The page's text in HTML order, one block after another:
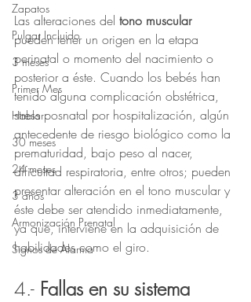
Zapatos
Pulgar Incluido
3 meses
Primer Mes
Hablar
30 meses
24 meses
3 años
Armonización Prenatal
Signos de Alarma
Las alteraciones del tono muscular
pueden tener un origen en la etapa
perinatal o momento del nacimiento o
posterior a éste. Cuando los bebés han
tenido alguna complicación obstétrica,
stress posnatal por hospitalización, algún
antecedente de riesgo biológico como la
prematuridad, bajo peso al nacer,
dificultad respiratoria, entre otros; pueden
presentar alteración en el tono muscular y
éste debe ser atendido inmediatamente,
ya que, interviene en la adquisición de
habilidades como el giro.
4.- Fallas en su sistema